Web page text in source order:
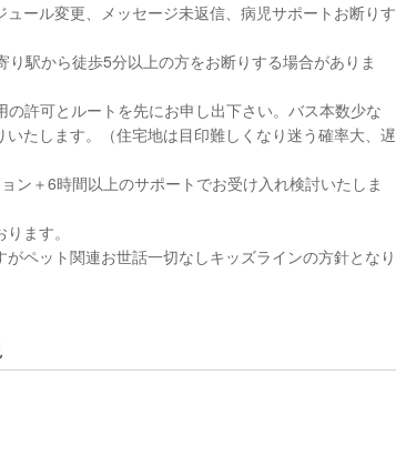
ュール変更、メッセージ未返信、病児サポートお断りす
り駅から徒歩5分以上の方をお断りする場合がありま
の許可とルートを先にお申し出下さい。バス本数少な
たします。（住宅地は目印難しくなり迷う確率大、遅
ン＋6時間以上のサポートでお受け入れ検討いたしま
ます。
がペット関連お世話一切なしキッズラインの方針となり